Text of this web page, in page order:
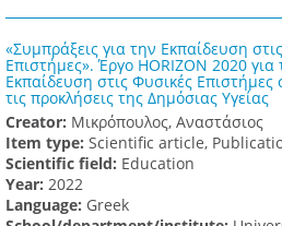
«Συμπράξεις για την Εκπαίδευση
Επιστήμες». Έργο ΗΟRΙΖΟΝ 2020 για
Εκπαίδευση στις Φυσικές Επιστήμες
τις προκλήσεις της Δημόσιας Υγείας
Creator: Μικρόπουλος, Αναστάσιος
Item type: Scientific article,
Scientific field: Education
Υear: 2022
Language: Greek